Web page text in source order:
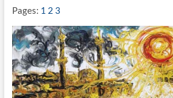
s
i
a
p
a
n
P
e
Pages: 1 2 3